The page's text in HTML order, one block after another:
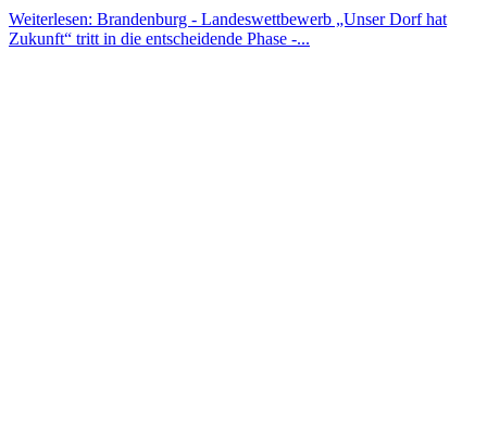
Weiterlesen: Brandenburg - Landeswettbewerb „Unser Dorf hat
Zukunft“ tritt in die entscheidende Phase -...